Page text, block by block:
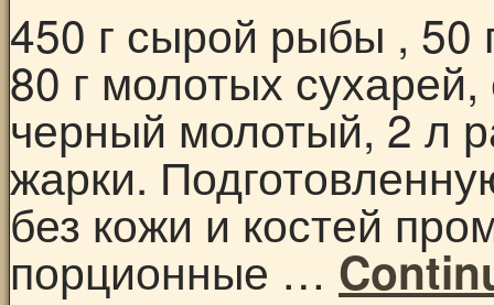
450 г сырой рыбы , 50
80 г молотых
черный молотый, 2 л
жарки.
без кожи и костей
порционные …